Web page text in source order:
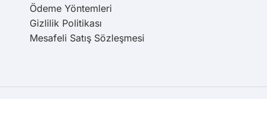
Ödeme Yöntemleri
Gizlilik Politikası
Mesafeli Satış Sözleşmesi